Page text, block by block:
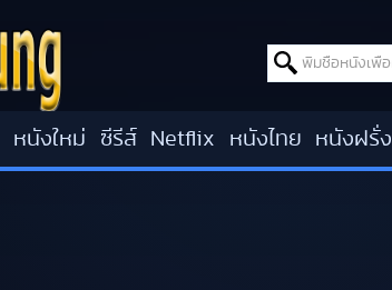
Search for:
หนังใหม่ ซีรีส์ Netflix หนังไทย หนังฝรั่ง